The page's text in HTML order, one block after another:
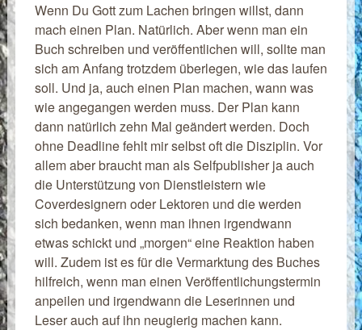
Wenn Du Gott zum Lachen bringen willst, dann
mach einen Plan. Natürlich. Aber wenn man ein
Buch schreiben und veröffentlichen will, sollte man
sich am Anfang trotzdem überlegen, wie das laufen
soll. Und ja, auch einen Plan machen, wann was
wie angegangen werden muss. Der Plan kann
dann natürlich zehn Mal geändert werden. Doch
ohne Deadline fehlt mir selbst oft die Disziplin. Vor
allem aber braucht man als Selfpublisher ja auch
die Unterstützung von Dienstleistern wie
Coverdesignern oder Lektoren und die werden
sich bedanken, wenn man ihnen irgendwann
etwas schickt und „morgen“ eine Reaktion haben
will. Zudem ist es für die Vermarktung des Buches
hilfreich, wenn man einen Veröffentlichungstermin
anpeilen und irgendwann die Leserinnen und
Leser auch auf ihn neugierig machen kann.